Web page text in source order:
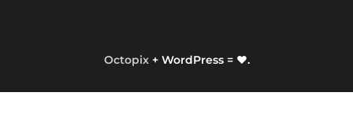
Octopix+ WordPress = ❤.